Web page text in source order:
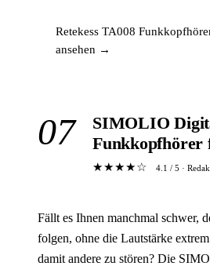
Retekess TA008
ansehen →
07
SIMOLIO
Funkkopfhörer
★★★★☆ 4.1 / 5 ·
Fällt es Ihnen manchmal schwer,
folgen, ohne die Lautstärke
damit andere zu stören? Die